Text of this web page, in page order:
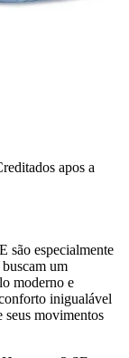
apos a
são especialmente
um
moderno e
inigualável
seus movimentos